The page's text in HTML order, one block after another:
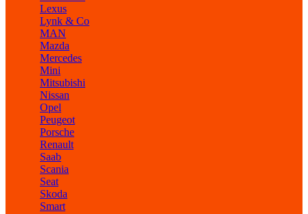
Lexus
Lynk & Co
MAN
Mazda
Mercedes
Mini
Mitsubishi
Nissan
Opel
Peugeot
Porsche
Renault
Saab
Scania
Seat
Skoda
Smart